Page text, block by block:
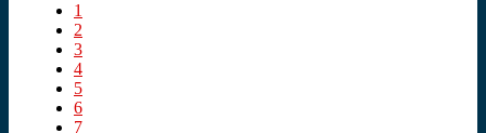
1
2
3
4
5
6
7